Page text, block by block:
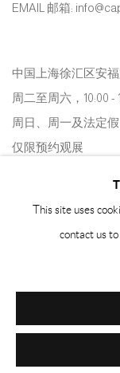
EMAIL 邮箱:
中国上海徐汇区安福
周二至周六，10:00 -
周日、周一及法定
仅限预约观展
COPYRIGHT © 2026
This site uses
contact us